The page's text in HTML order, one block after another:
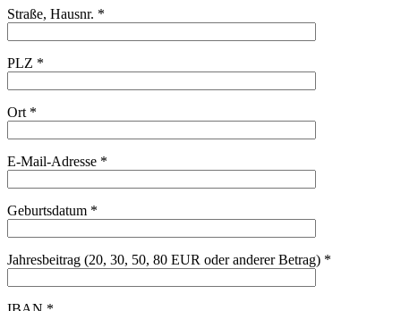
Straße, Hausnr. *
PLZ *
Ort *
E-Mail-Adresse *
Geburtsdatum *
Jahresbeitrag (20, 30, 50, 80 EUR oder anderer Betrag) *